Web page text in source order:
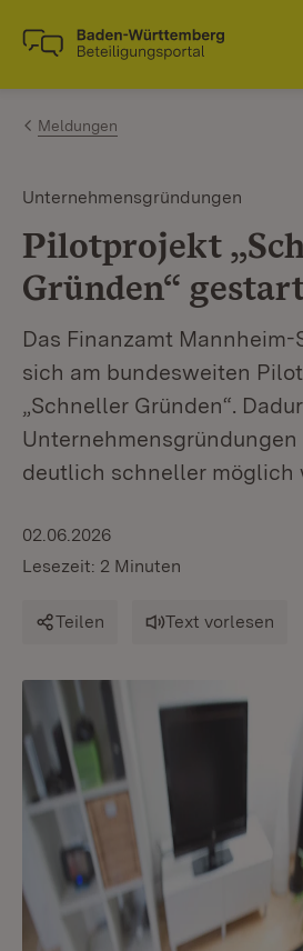
Zum Inhalt springen
Link zur Startseite
Meldungen
Unternehmensgründungen
Pilotprojekt
Gründen“
Das Finanzamt
sich am bundesweiten
„Schneller Gründen“.
deutlich schneller möglich
02.06.2026
Lesezeit: 2 Minuten
Teilen Text vorlesen